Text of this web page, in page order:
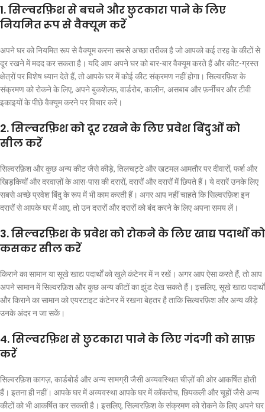
1. सिल्वरफ़िश से बचने और छुटकारा पाने के लिए
नियमित रूप से वैक्यूम करें
अपने घर को नियमित रूप से वैक्यूम करना सबसे अच्छा तरीका है जो आपको कई तरह के कीटों से
दूर रखने में मदद कर सकता है। यदि आप अपने घर को बार-बार वैक्यूम करते हैं और कीट-ग्रस्त
क्षेत्रों पर विशेष ध्यान देते हैं, तो आपके घर में कोई कीट संक्रमण नहीं होगा। सिल्वरफ़िश के
संक्रमण को रोकने के लिए, अपने बुकशेल्फ़, वार्डरोब, कालीन, असबाब और फ़र्नीचर और टीवी
इकाइयों के पीछे वैक्यूम करने पर विचार करें।
2. सिल्वरफ़िश को दूर रखने के लिए प्रवेश बिंदुओं को
सील करें
सिल्वरफ़िश और कुछ अन्य कीट जैसे कीड़े, तिलचट्टे और खटमल आमतौर पर दीवारों, फर्श और
खिड़कियों और दरवाज़ों के आस-पास की दरारों, दरारों और दरारों में छिपते हैं। ये दरारें उनके लिए
सबसे अच्छे प्रवेश बिंदु के रूप में भी काम करती हैं। अगर आप नहीं चाहते कि सिल्वरफ़िश इन
दरारों से आपके घर में आए, तो उन दरारों और दरारों को बंद करने के लिए अपना समय लें।
3. सिल्वरफ़िश के प्रवेश को रोकने के लिए खाद्य पदार्थों को
कसकर सील करें
किराने का सामान या सूखे खाद्य पदार्थों को खुले कंटेनर में न रखें। अगर आप ऐसा करते हैं, तो आप
अपने सामान में सिल्वरफ़िश और कुछ अन्य कीटों का झुंड देख सकते हैं। इसलिए, सूखे खाद्य पदार्थों
और किराने का सामान को एयरटाइट कंटेनर में रखना बेहतर है ताकि सिल्वरफ़िश और अन्य कीड़े
उनके अंदर न जा सकें।
4. सिल्वरफ़िश से छुटकारा पाने के लिए गंदगी को साफ़
करें
सिल्वरफ़िश कागज़, कार्डबोर्ड और अन्य सामग्री जैसी अव्यवस्थित चीज़ों की ओर आकर्षित होती
हैं। इतना ही नहीं। आपके घर में अव्यवस्था आपके घर में कॉकरोच, छिपकली और चूहों जैसे अन्य
कीटों को भी आकर्षित कर सकती है। इसलिए, सिल्वरफ़िश के संक्रमण को रोकने के लिए अपने घर